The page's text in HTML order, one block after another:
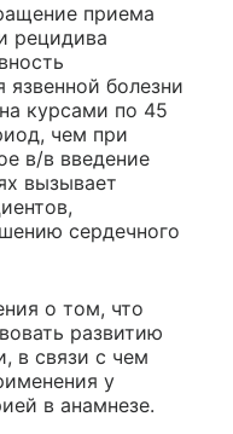
приема
рецидива
язвенной болезни
курсами по 45
чем при
в/в введение
вызывает
сердечного
о том, что
развитию
в связи с чем
у
в анамнезе.